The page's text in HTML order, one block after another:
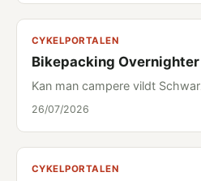
CYKELPORTALEN
Bikepacking
Kan man campere vildt
26/07/2026
CYKELPORTALEN